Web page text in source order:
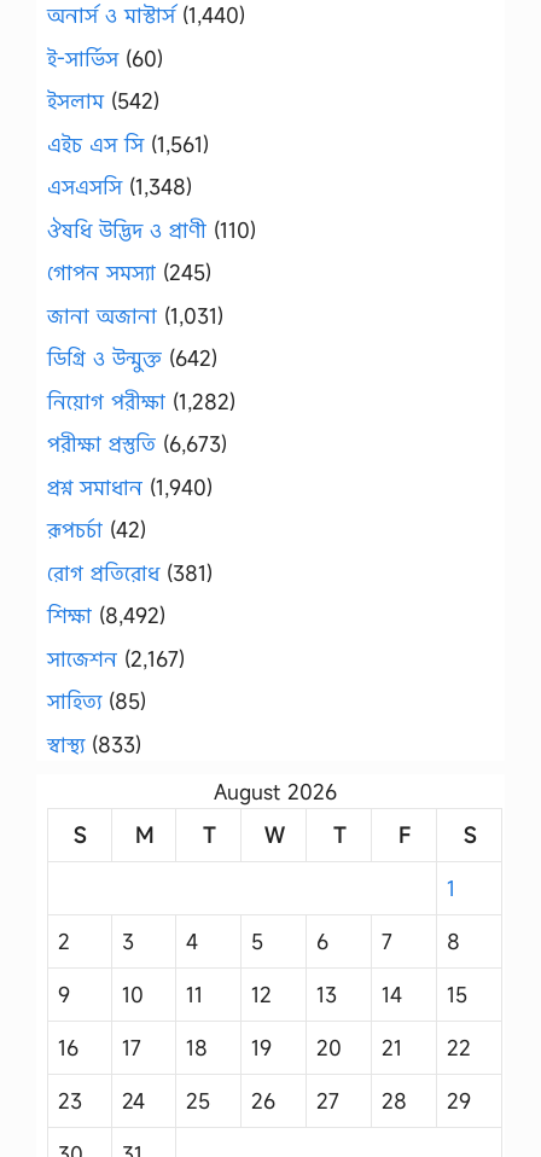
অনার্স ও মাস্টার্স(1,440)
ই-সার্ভিস(60)
ইসলাম(542)
এইচ এস সি(1,561)
এসএসসি(1,348)
ঔষধি উদ্ভিদ ও প্রাণী (110)
গোপন সমস্যা (245)
জানা অজানা (1,031)
ডিগ্রি ও উন্মুক্ত (642)
নিয়োগ পরীক্ষা (1,282)
পরীক্ষা প্রস্তুতি (6,673)
প্রশ্ন সমাধান (1,940)
রূপচর্চা (42)
রোগ প্রতিরোধ(381)
শিক্ষা (8,492)
সাজেশন (2,167)
সাহিত্য(85)
স্বাস্থ্য(833)
August 2026
S
M T W T F
S
1
2
3 4 5 6 7
8
9
10 11 12 13 14
15
16
17 18 19 20 21
22
23
24 25 26 27 28
29